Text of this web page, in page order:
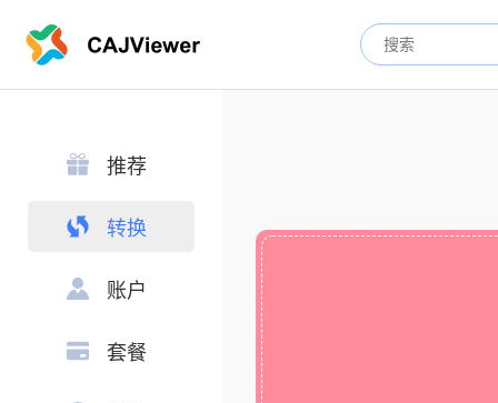
推荐
转换
账户
套餐